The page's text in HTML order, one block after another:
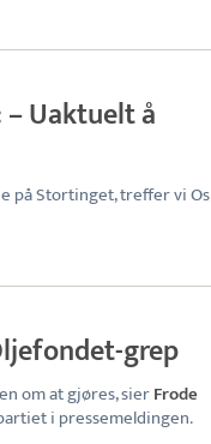
Uaktuelt å
på Stortinget, treffer vi
grep
om at gjøres, sierFrode
i pressemeldingen.